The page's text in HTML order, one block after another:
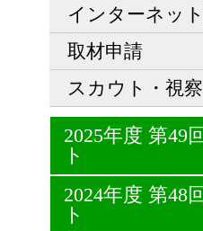
インターネッ
取材申請
スカウト・視
2025年度 第49
ト
2024年度 第48
ト